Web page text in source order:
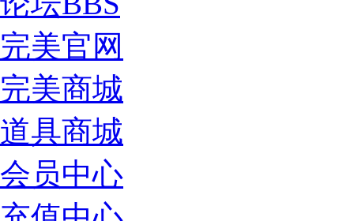
完美官网
完美商城
道具商城
会员中心